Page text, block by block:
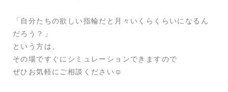
「自分たちの欲しい指輪だと月々いくらくらいになるん
だろう？」
という方は、
その場ですぐにシミュレーションできますので
ぜひお気軽にご相談ください☺️